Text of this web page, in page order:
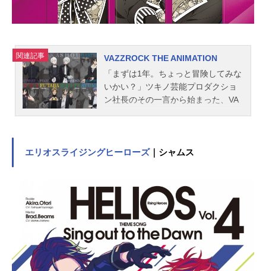
落としの旅に出ることを思いつく。
「イセカンダル」とは、銀河の彼方
たと思っていたロビーだが、ハッチ
を乗せたままだったのだ。こうして
ひょんなことから二人は、一路「イ
セカンダル」を目指してギャラクシ
関連記事
VAZZROCK THE ANIMATION
「まずは1年。ちょっと冒険してみな
いかい？」ツキノ芸能プロダクショ
ン社長のその一言から始まった、VA
レントたちが集められて、はや数
親友・ライバルとして互いの個性を
ぶつけ、磨き合ってきた。音楽活動
はもちろん、ドラマや舞台、映画出
演など様々な挑戦に挑む日々。悩ん
で、傷ついて、それでも進むから輝
ける。新たな輝きの物語が、はじま
エリオスライジングヒーローズ｜シャムス